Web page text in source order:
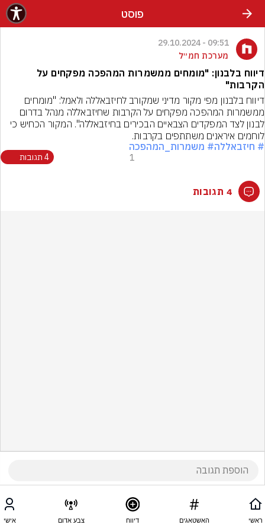
פוסט
09:51 - 29.10.2024
מערכת חמ״ל
דיווח בלבנון: "מומחים ממשמרות המהפכה מפקחים על
הקרבות"
לוחמים איראנים משתתפים בקרבות.
# חיזבאללה# משמרות_המהפכה
1 4 תגובות
4 תגובות
ראשי האשטאגים דיווח צבע אדום אישי